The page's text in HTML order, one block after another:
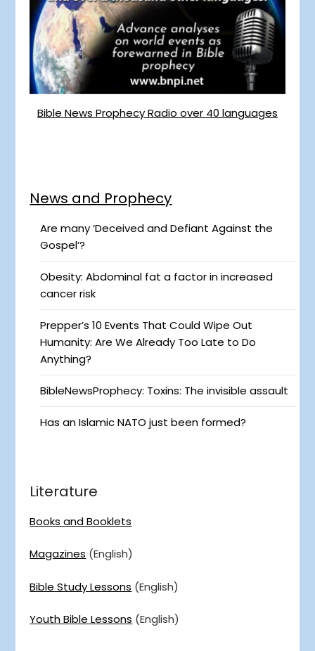
Bible News Prophecy Radio over 40 languages
News and Prophecy
Are many ‘Deceived and Defiant Against the
Gospel’?
Obesity: Abdominal fat a factor in increased
cancer risk
Prepper’s 10 Events That Could Wipe Out
Humanity: Are We Already Too Late to Do
Anything?
BibleNewsProphecy: Toxins: The invisible assault
Has an Islamic NATO just been formed?
Literature
Books and Booklets
Magazines (English)
Bible Study Lessons (English)
Youth Bible Lessons (English)